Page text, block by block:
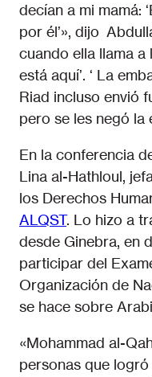
decían a mi mamá:
por él’», dijo
cuando ella llama a
está aquí’. ‘ La
Riad incluso envió
pero se les negó la
En la conferencia
Lina al-Hathloul,
los Derechos
ALQST. Lo hizo a
desde Ginebra, en
participar del
Organización de
se hace sobre
«Mohammad al-
personas que